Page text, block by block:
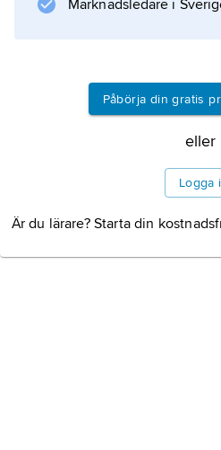
Marknadsledare i
Påbörja din gratis
eller
Logga
Är du lärare? Starta din